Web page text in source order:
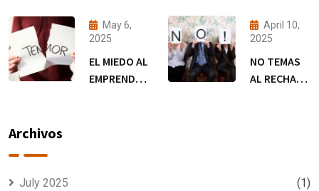
COSAS
SUCEDAN !
May 6,
2025
EL MIEDO AL
EMPRENDER;
April 10,
2025
NO TEMAS
AL RECHAZO
Archivos
July 2025 (1)